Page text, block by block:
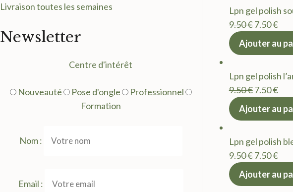
Livraison toutes les semaines
Newsletter
Centre d'intérêt
Nouveauté Pose d'ongle
Professionnel
Formation
Nom :
Email :
9.50 €.
Lpn gel polish
9.50€Le
prix
9.50 €.
7.50€Le
Ajouter au
Lpn gel polish
9.50€Le
prix
9.50 €.
7.50€Le
Ajouter au
Lpn gel polish
9.50€Le
prix
7.50€Le
Ajouter au